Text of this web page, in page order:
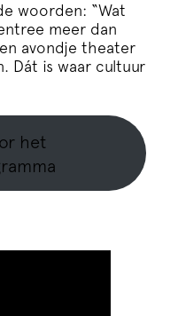
woorden: “Wat
meer dan
avondje theater
Dát is waar cultuur
het